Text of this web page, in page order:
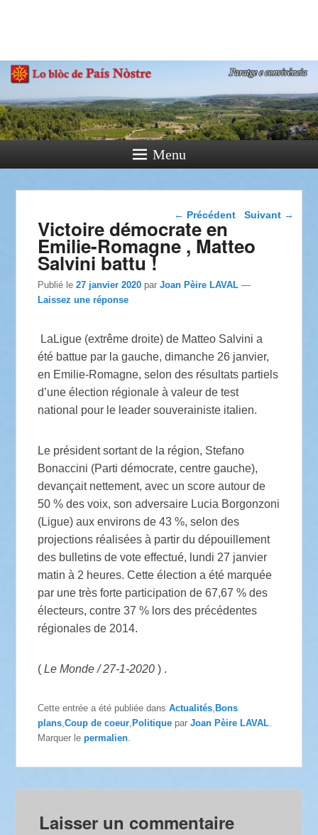
Paratge e Convivència
Menu
Navigation dans les
← Précédent Suivant →
Victoire démocrate en
Emilie-Romagne , Matteo
Salvini battu !
Publié le27 janvier 2020 parJoan Pèire LAVAL —
Laissez une réponse
LaLigue (extrême droite) de Matteo Salvini a
été battue par la gauche, dimanche 26 janvier,
en Emilie-Romagne, selon des résultats partiels
d’une élection régionale à valeur de test
national pour le leader souverainiste italien.
Le président sortant de la région, Stefano
Bonaccini (Parti démocrate, centre gauche),
devançait nettement, avec un score autour de
50 % des voix, son adversaire Lucia Borgonzoni
(Ligue) aux environs de 43 %, selon des
projections réalisées à partir du dépouillement
des bulletins de vote effectué, lundi 27 janvier
matin à 2 heures. Cette élection a été marquée
par une très forte participation de 67,67 % des
électeurs, contre 37 % lors des précédentes
régionales de 2014.
(Le Monde / 27-1-2020 ) .
Cette entrée a été publiée dansActualités ,Bons
plans ,Coup de coeur ,Politique parJoan Pèire LAVAL
Marquer lepermalien
Laisser un commentaire